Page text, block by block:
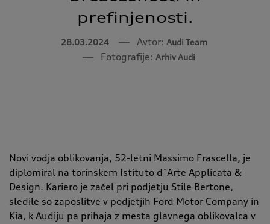
prefinjenosti.
28.03.2024 Avtor: Audi Team
Fotografije: Arhiv Audi
Novi vodja oblikovanja, 52-letni Massimo Frascella, je
diplomiral na torinskem Istituto d`Arte Applicata &
Design. Kariero je začel pri podjetju Stile Bertone,
sledile so zaposlitve v podjetjih Ford Motor Company in
Kia, k Audiju pa prihaja z mesta glavnega oblikovalca v